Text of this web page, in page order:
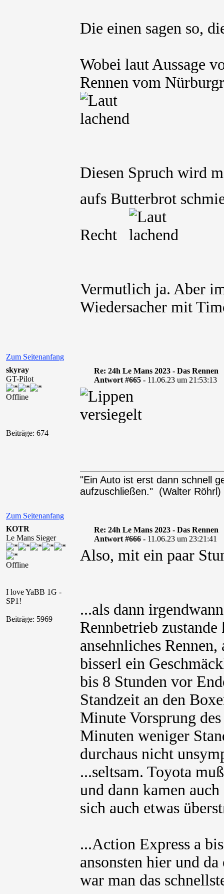
Die einen sagen so,
Wobei laut Aussage
Rennen vom
Diesen Spruch wird
aufs Butterbrot
Recht
Vermutlich ja. Aber
Wiedersacher mit
Zum Seitenanfang
skyray
GT-Pilot
Offline
Beiträge: 674
Re: 24h Le Mans 2023 - Das Rennen
Antwort #665 - 11.06.23 um 21:53:13
Zum Seitenanfang
"Ein Auto ist erst dann schnell
aufzuschließen." (Walter Röhrl)
KOTR
Le Mans Sieger
Offline
I love YaBB 1G -
SP1!
Beiträge: 5969
Re: 24h Le Mans 2023 - Das Rennen
Antwort #666 - 11.06.23 um 23:21:41
Also, mit ein paar
...als dann
Rennbetrieb
ansehnliches
bisserl ein
bis 8 Stunden vor
Standzeit an den
Minute Vorsprung
Minuten weniger
durchaus nicht
...seltsam. Toyota
und dann kamen
sich auch etwas
...Action Express a
ansonsten hier und
war man das